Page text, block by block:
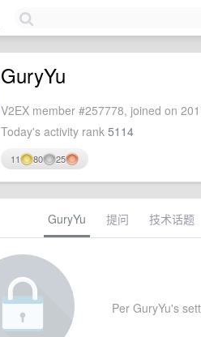
GuryYu
V2EX member #257778, joined on
Today's activity rank 5114
11 80 25
GuryYu 提问 技术话题
Per GuryYu's